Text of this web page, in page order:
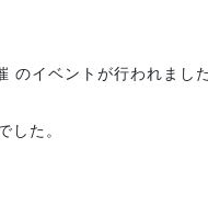
のイベントが行われまし
した。